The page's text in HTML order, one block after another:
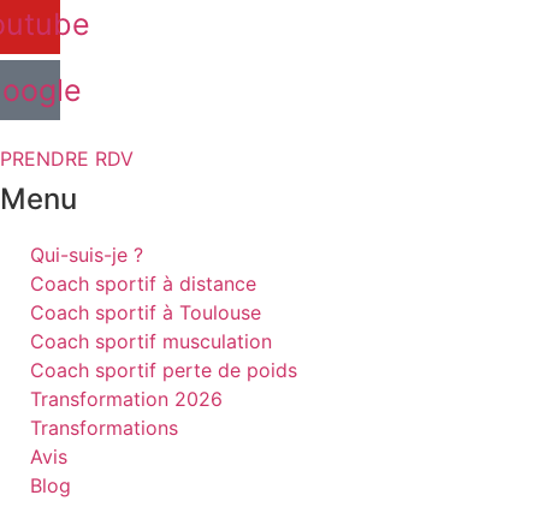
PRENDRE RDV
Menu
Qui-suis-je ?
Coach sportif à distance
Coach sportif à Toulouse
Coach sportif musculation
Coach sportif perte de poids
Transformation 2026
Transformations
Avis
Blog